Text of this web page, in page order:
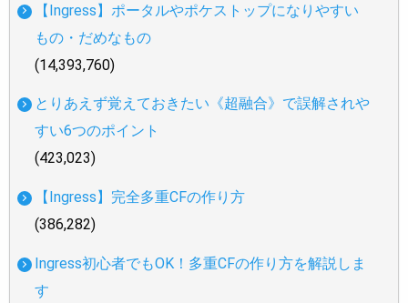
【Ingress】ポータルやポケストップになりやすい
もの・だめなもの
(14,393,760)
とりあえず覚えておきたい《超融合》で誤解されや
すい6つのポイント
(423,023)
【Ingress】完全多重CFの作り方
(386,282)
Ingress初心者でもOK！多重CFの作り方を解説しま
す